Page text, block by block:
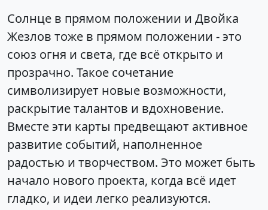
Солнце в прямом положении и Двойка
Жезлов тоже в прямом положении - это
союз огня и света, где всё открыто и
прозрачно. Такое сочетание
символизирует новые возможности,
раскрытие талантов и вдохновение.
Вместе эти карты предвещают активное
развитие событий, наполненное
радостью и творчеством. Это может быть
начало нового проекта, когда всё идет
гладко, и идеи легко реализуются.